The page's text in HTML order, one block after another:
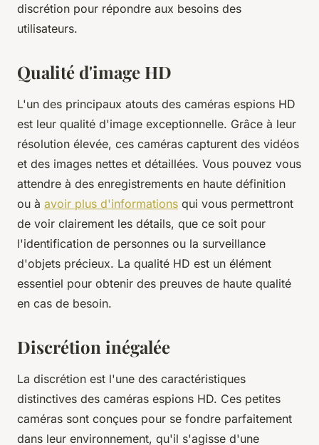
discrétion pour répondre aux besoins des
utilisateurs.
Qualité d'image HD
L'un des principaux atouts des caméras espions HD
est leur qualité d'image exceptionnelle. Grâce à leur
résolution élevée, ces caméras capturent des vidéos
et des images nettes et détaillées. Vous pouvez vous
attendre à des enregistrements en haute définition
ou à avoir plus d'informations qui vous permettront
de voir clairement les détails, que ce soit pour
l'identification de personnes ou la surveillance
d'objets précieux. La qualité HD est un élément
essentiel pour obtenir des preuves de haute qualité
en cas de besoin.
Discrétion inégalée
La discrétion est l'une des caractéristiques
distinctives des caméras espions HD. Ces petites
caméras sont conçues pour se fondre parfaitement
dans leur environnement, qu'il s'agisse d'une